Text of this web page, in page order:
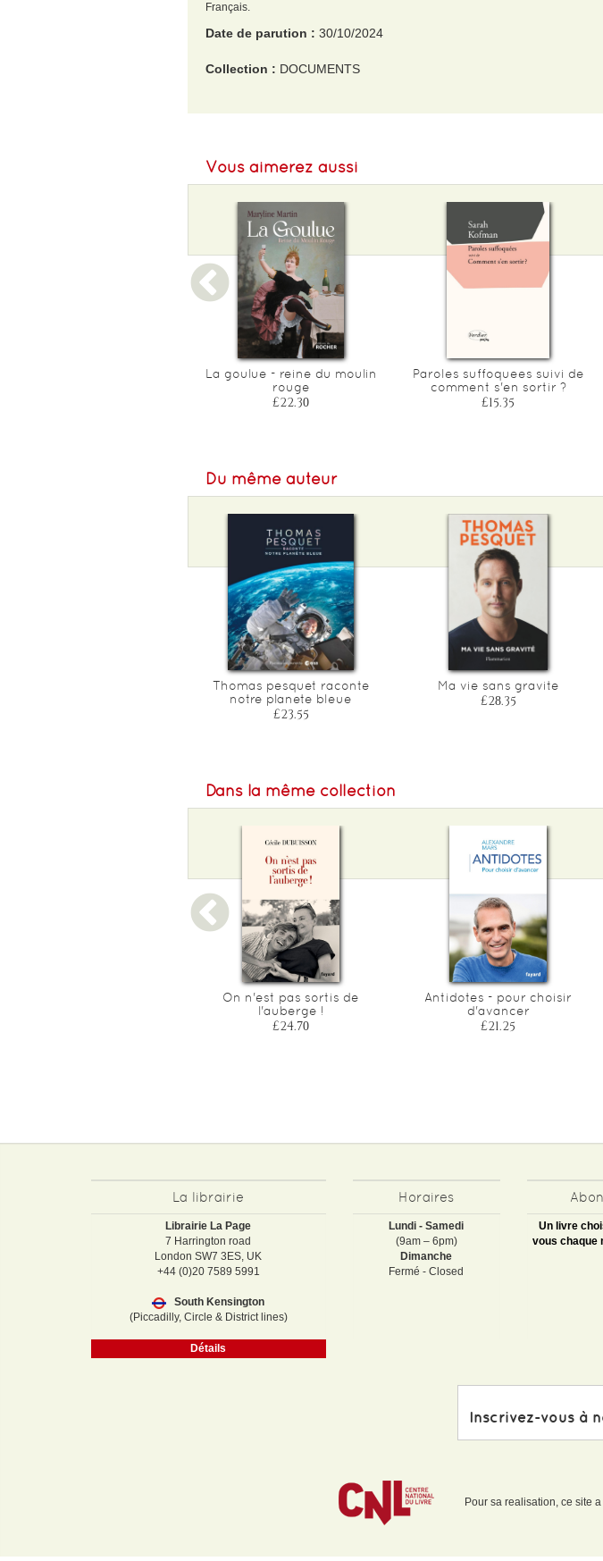
Français.
Date de parution : 30/10/2024
Collection : DOCUMENTS
Format L :111
Poids :312 g
Epaisseur : 24
Vous aimerez aussi
La goulue - reine du moulin
rouge
£22.30
Paroles suffoquees suivi de
comment s'en sortir ?
£15.35
Du même auteur
Thomas pesquet raconte
notre planete bleue
£23.55
Ma vie sans gravite
£28.35
Dans la même collection
On n'est pas sortis de
l'auberge !
£24.70
Antidotes - pour choisir
d'avancer
£21.25
La librairie
Librairie La Page
7 Harrington road
London SW7 3ES, UK
+44 (0)20 7589 5991
South Kensington
(Piccadilly, Circle & District lines)
Détails
Horaires
Lundi - Samedi
(9am – 6pm)
Dimanche
Fermé - Closed
Un livre
vous chaque
Inscrivez-vous à
Pour sa realisation, ce site